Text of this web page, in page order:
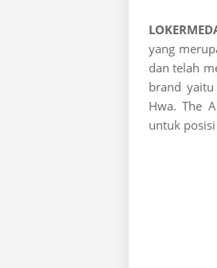
yang
dan telah
brand yaitu
Hwa. The
untuk posisi